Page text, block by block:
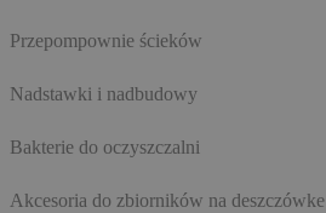
Przepompownie ścieków
Nadstawki i nadbudowy
Bakterie do oczyszczalni
Akcesoria do zbiorników na deszczówke